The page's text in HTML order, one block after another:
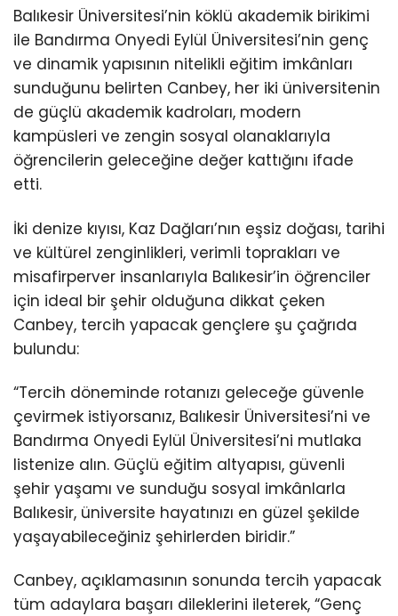
Balıkesir Üniversitesi’nin köklü akademik birikimi
ile Bandırma Onyedi Eylül Üniversitesi’nin genç
ve dinamik yapısının nitelikli eğitim imkânları
sunduğunu belirten Canbey, her iki üniversitenin
de güçlü akademik kadroları, modern
kampüsleri ve zengin sosyal olanaklarıyla
öğrencilerin geleceğine değer kattığını ifade
etti.
İki denize kıyısı, Kaz Dağları’nın eşsiz doğası, tarihi
ve kültürel zenginlikleri, verimli toprakları ve
misafirperver insanlarıyla Balıkesir’in öğrenciler
için ideal bir şehir olduğuna dikkat çeken
Canbey, tercih yapacak gençlere şu çağrıda
bulundu:
“Tercih döneminde rotanızı geleceğe güvenle
çevirmek istiyorsanız, Balıkesir Üniversitesi’ni ve
Bandırma Onyedi Eylül Üniversitesi’ni mutlaka
listenize alın. Güçlü eğitim altyapısı, güvenli
şehir yaşamı ve sunduğu sosyal imkânlarla
Balıkesir, üniversite hayatınızı en güzel şekilde
yaşayabileceğiniz şehirlerden biridir.”
Canbey, açıklamasının sonunda tercih yapacak
tüm adaylara başarı dileklerini ileterek, “Genç